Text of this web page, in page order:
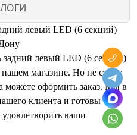
левый LED (6 секций)
левый LED (6 секций)
магазине. Но не стоит
можете оформить заказ. Мы в
клиента и готовы
ваши